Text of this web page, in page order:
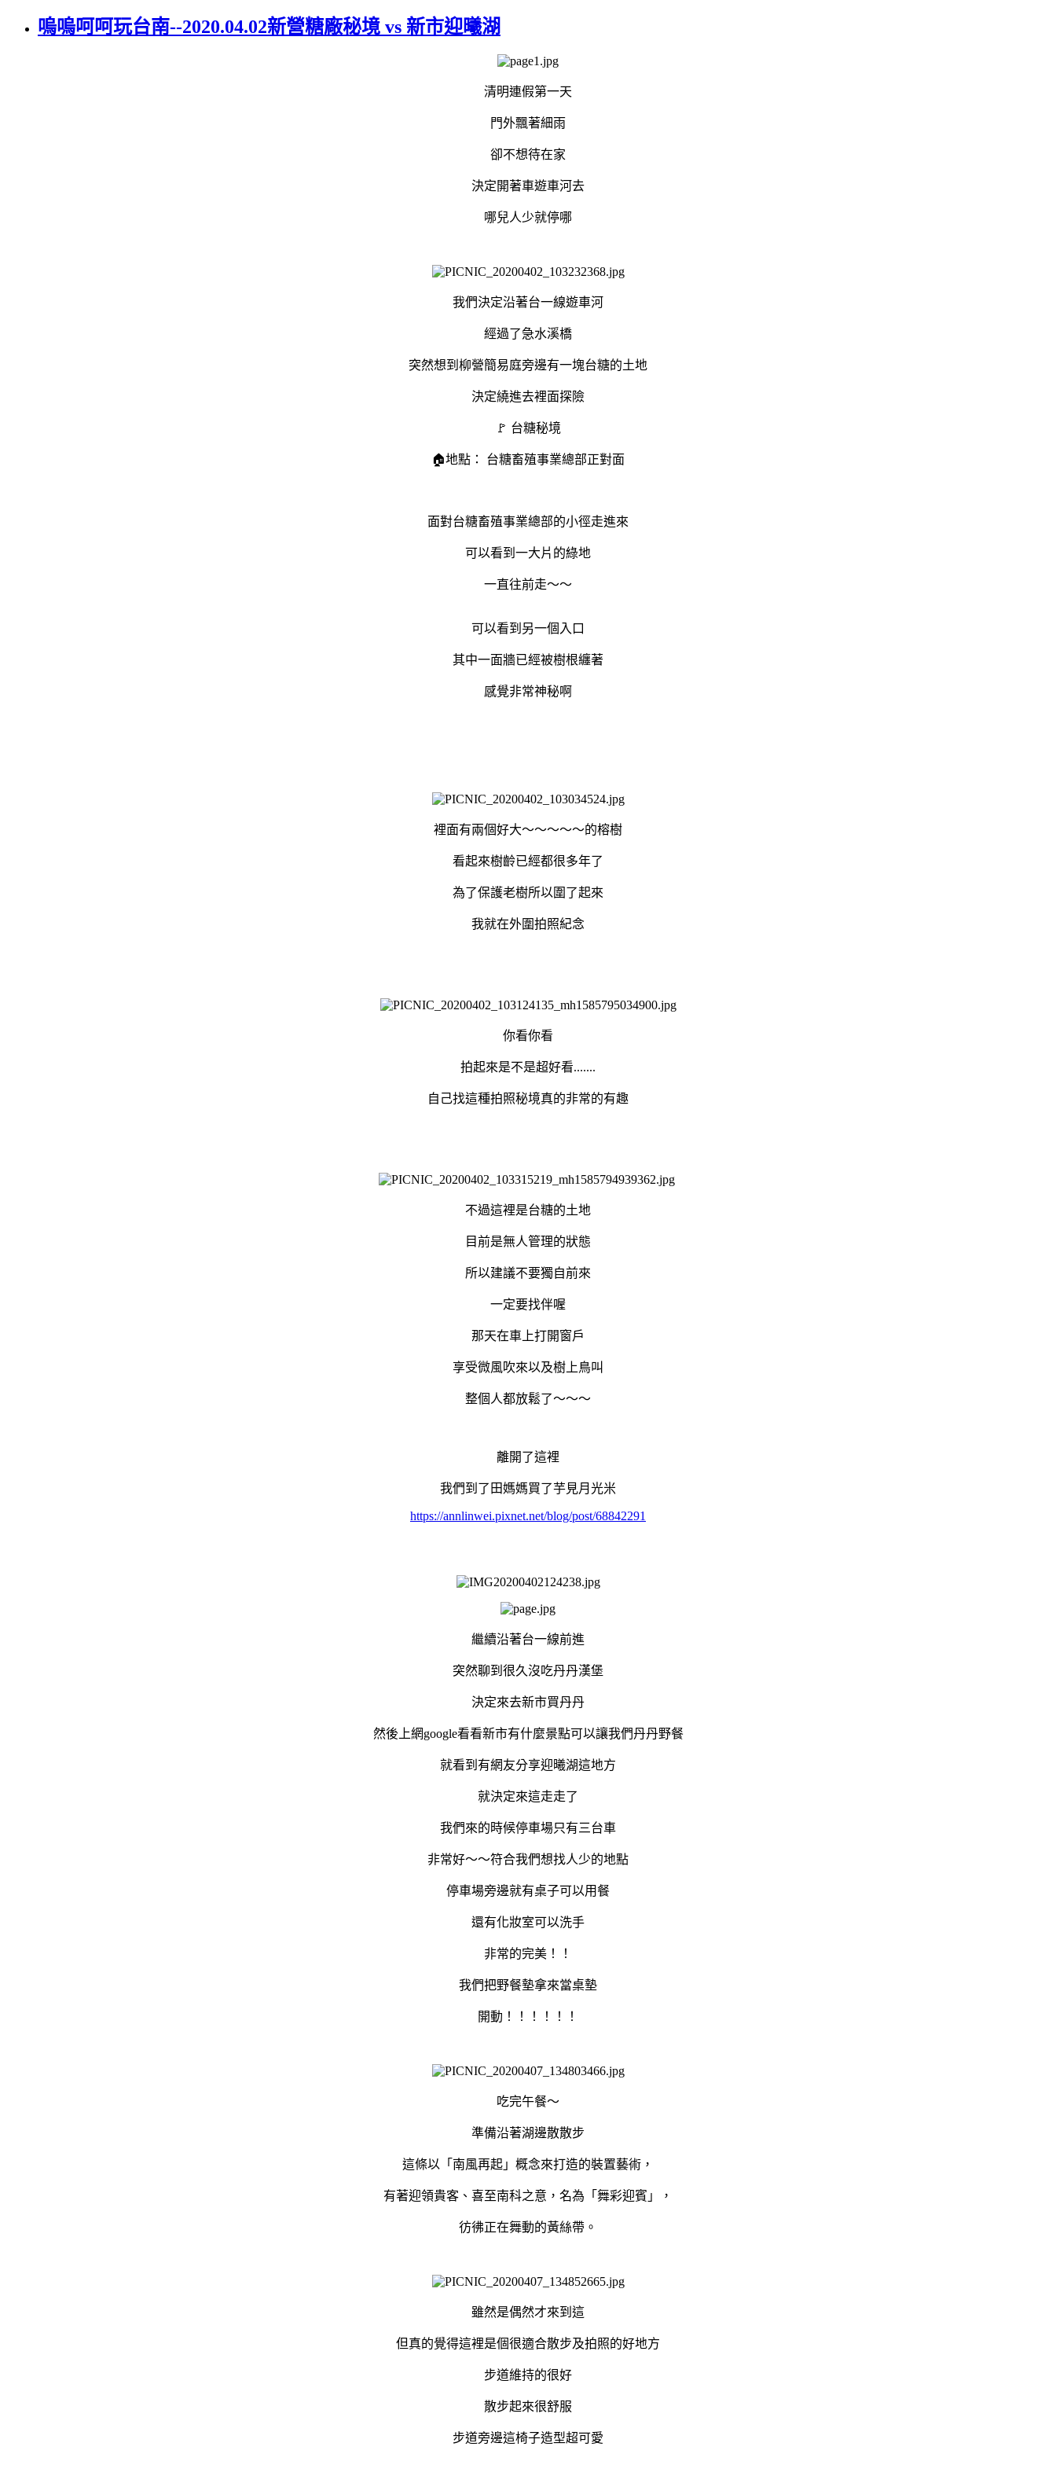
嗚嗚呵呵玩台南--2020.04.02新營糖廠秘境 vs 新市迎曦湖
清明連假第一天
門外飄著細雨
卻不想待在家
決定開著車遊車河去
哪兒人少就停哪
我們決定沿著台一線遊車河
經過了急水溪橋
突然想到柳營簡易庭旁邊有一塊台糖的土地
決定繞進去裡面探險
🚩 台糖秘境
🏠地點： 台糖畜殖事業總部正對面
面對台糖畜殖事業總部的小徑走進來
可以看到一大片的綠地
一直往前走～～
可以看到另一個入口
其中一面牆已經被樹根纏著
感覺非常神秘啊
裡面有兩個好大～～～～～的榕樹
看起來樹齡已經都很多年了
為了保護老樹所以圍了起來
我就在外圍拍照紀念
你看你看
拍起來是不是超好看.......
自己找這種拍照秘境真的非常的有趣
不過這裡是台糖的土地
目前是無人管理的狀態
所以建議不要獨自前來
一定要找伴喔
那天在車上打開窗戶
享受微風吹來以及樹上鳥叫
整個人都放鬆了～～～
離開了這裡
我們到了田媽媽買了芋見月光米
https://annlinwei.pixnet.net/blog/post/68842291
繼續沿著台一線前進
突然聊到很久沒吃丹丹漢堡
決定來去新市買丹丹
然後上網google看看新市有什麼景點可以讓我們丹丹野餐
就看到有網友分享迎曦湖這地方
就決定來這走走了
我們來的時候停車場只有三台車
非常好～～符合我們想找人少的地點
停車場旁邊就有桌子可以用餐
還有化妝室可以洗手
非常的完美！！
我們把野餐墊拿來當桌墊
開動！！！！！！
吃完午餐～
準備沿著湖邊散散步
這條以「南風再起」概念來打造的裝置藝術，
有著迎領貴客、喜至南科之意，名為「舞彩迎賓」，
彷彿正在舞動的黃絲帶。
雖然是偶然才來到這
但真的覺得這裡是個很適合散步及拍照的好地方
步道維持的很好
散步起來很舒服
步道旁邊這椅子造型超可愛